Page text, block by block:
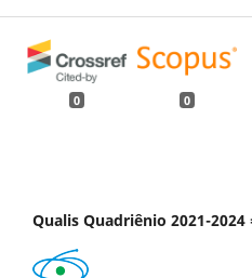
0 0
Qualis Quadriênio 2021-2024